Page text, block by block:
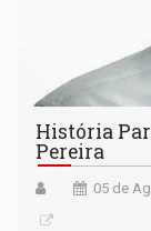
História
Pereira
05 de